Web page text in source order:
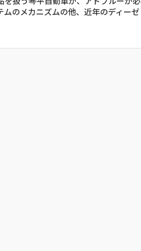
のメカニズムの他、近年のディーゼ